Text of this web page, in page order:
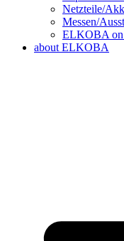
Netzteile/
Messen/
ELKOBA on
about ELKOBA